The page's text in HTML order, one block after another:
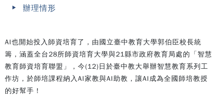
辦理情形
AI也開始投入師資培育了，由國立臺中教育大學郭伯臣校長統
籌，涵蓋全台28所師資培育大學與21縣市政府教育局處的「智慧
教育師資培育聯盟」，今(12)日於臺中教大舉辦智慧教育系列工
作坊，於師培課程納入AI家教與AI助教，讓AI成為全國師培教授
的好幫手！